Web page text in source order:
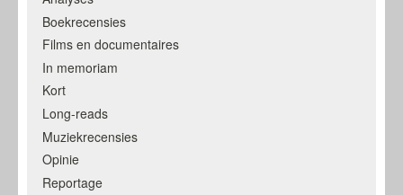
Boekrecensies
Films en documentaires
In memoriam
Kort
Long-reads
Muziekrecensies
Opinie
Reportage